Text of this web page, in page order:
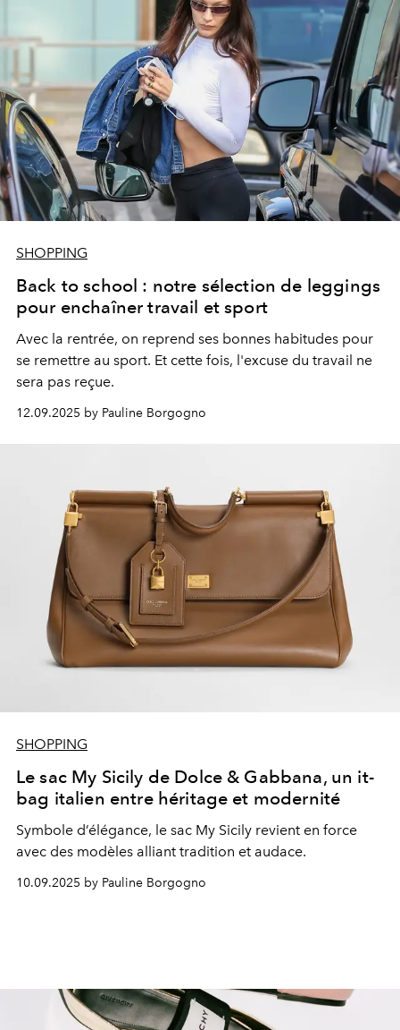
SHOPPING
Back to school : notre sélection de leggings
pour enchaîner travail et sport
Avec la rentrée, on reprend ses bonnes habitudes pour
se remettre au sport. Et cette fois, l'excuse du travail ne
sera pas reçue.
12.09.2025 by Pauline Borgogno
SHOPPING
Le sac My Sicily de Dolce & Gabbana, un it-
bag italien entre héritage et modernité
Symbole d’élégance, le sac My Sicily revient en force
avec des modèles alliant tradition et audace.
10.09.2025 by Pauline Borgogno